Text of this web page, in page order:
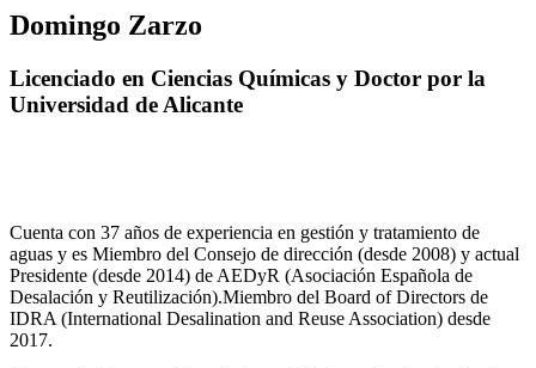
Domingo Zarzo
Licenciado en Ciencias Químicas y Doctor por la
Universidad de Alicante
Cuenta con 37 años de experiencia en gestión y tratamiento de
aguas y es Miembro del Consejo de dirección (desde 2008) y actual
Presidente (desde 2014) de AEDyR (Asociación Española de
Desalación y Reutilización).Miembro del Board of Directors de
IDRA (International Desalination and Reuse Association) desde
2017.